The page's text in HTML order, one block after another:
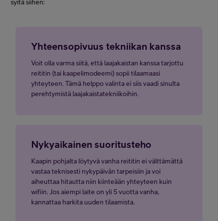
syitä siihen:
Yhteensopivuus tekniikan kanssa
Voit olla varma siitä, että laajakaistan kanssa tarjottu
reititin (tai kaapelimodeemi) sopii tilaamaasi
yhteyteen. Tämä helppo valinta ei siis vaadi sinulta
perehtymistä laajakaistatekniikoihin.
Nykyaikainen suoritusteho
Kaapin pohjalta löytyvä vanha reititin ei välttämättä
vastaa teknisesti nykypäivän tarpeisiin ja voi
aiheuttaa hitautta niin kiinteään yhteyteen kuin
wifiin. Jos aiempi laite on yli 5 vuotta vanha,
kannattaa harkita uuden tilaamista.